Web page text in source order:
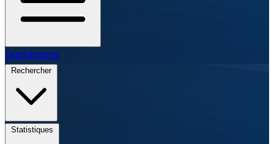
Dashboard
Rechercher
Statistiques